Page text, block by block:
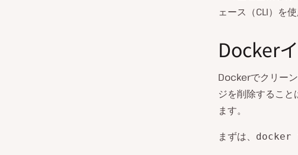
ェース（CLI）を
Docker
Dockerでクリー
ジを削除すること
ます。
まずは、
docker